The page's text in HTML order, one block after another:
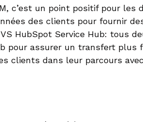
c’est un point positif pour les
des clients pour fournir
HubSpot Service Hub: tous
pour assurer un transfert plus
clients dans leur parcours